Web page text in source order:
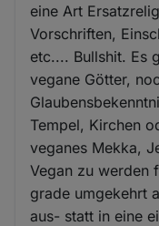
eine Art
Vorschriften,
etc.... Bullshit. Es
vegane Götter,
Tempel, Kirchen
veganes Mekka,
Vegan zu werden
grade umgekehrt
aus- statt in eine